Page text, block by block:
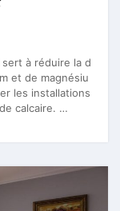
à réduire la d
et de magnésiu
les installations
calcaire. …